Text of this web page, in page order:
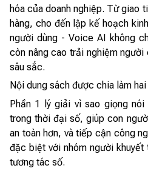
hóa của doanh nghiệp. Từ giao
hàng, cho đến lập kế hoạch
người dùng - Voice AI không
còn nâng cao trải nghiệm người
sâu sắc.
Nội dung sách được chia làm
Phần 1 lý giải vì sao giọng
trong thời đại số, giúp con
an toàn hơn, và tiếp cận công
đặc biệt với nhóm người
tương tác số.